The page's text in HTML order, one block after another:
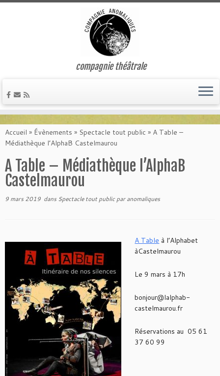
au
contenu
compagnie théâtrale
Accueil » Évènements » Spectacle tout public » A Table –
Médiathèque l’AlphaB Castelmaurou
A Table – Médiathèque l’AlphaB
Castelmaurou
9 mars 2019 dans Spectacle tout publicparanomaliques
A Table à l’Alphabet
àCastelmaurou
Le 9 mars à 17h
bonjour@lalphab-
castelmaurou.fr
Réservations au 05 61
37 60 99